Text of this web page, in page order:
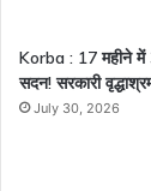
Korba : 17 महीने में
सदन! सरकारी
July 30, 2026